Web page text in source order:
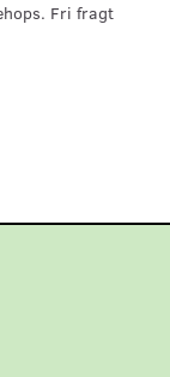
Fri fragt